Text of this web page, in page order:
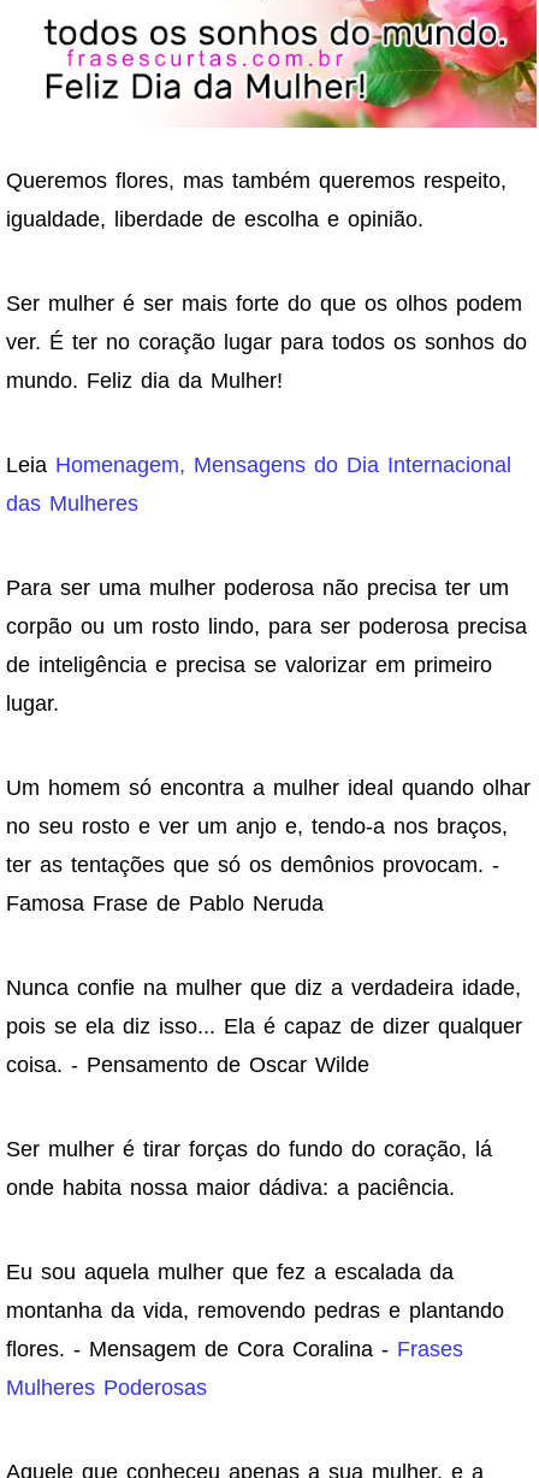
Queremos flores, mas também queremos respeito,
igualdade, liberdade de escolha e opinião.
Ser mulher é ser mais forte do que os olhos podem
ver. É ter no coração lugar para todos os sonhos do
mundo. Feliz dia da Mulher!
Leia Homenagem, Mensagens do Dia Internacional
das Mulheres
Para ser uma mulher poderosa não precisa ter um
corpão ou um rosto lindo, para ser poderosa precisa
de inteligência e precisa se valorizar em primeiro
lugar.
Um homem só encontra a mulher ideal quando olhar
no seu rosto e ver um anjo e, tendo-a nos braços,
ter as tentações que só os demônios provocam. -
Famosa Frase de Pablo Neruda
Nunca confie na mulher que diz a verdadeira idade,
pois se ela diz isso... Ela é capaz de dizer qualquer
coisa. - Pensamento de Oscar Wilde
Ser mulher é tirar forças do fundo do coração, lá
onde habita nossa maior dádiva: a paciência.
Eu sou aquela mulher que fez a escalada da
montanha da vida, removendo pedras e plantando
flores. - Mensagem de Cora Coralina - Frases
Mulheres Poderosas
Aquele que conheceu apenas a sua mulher, e a